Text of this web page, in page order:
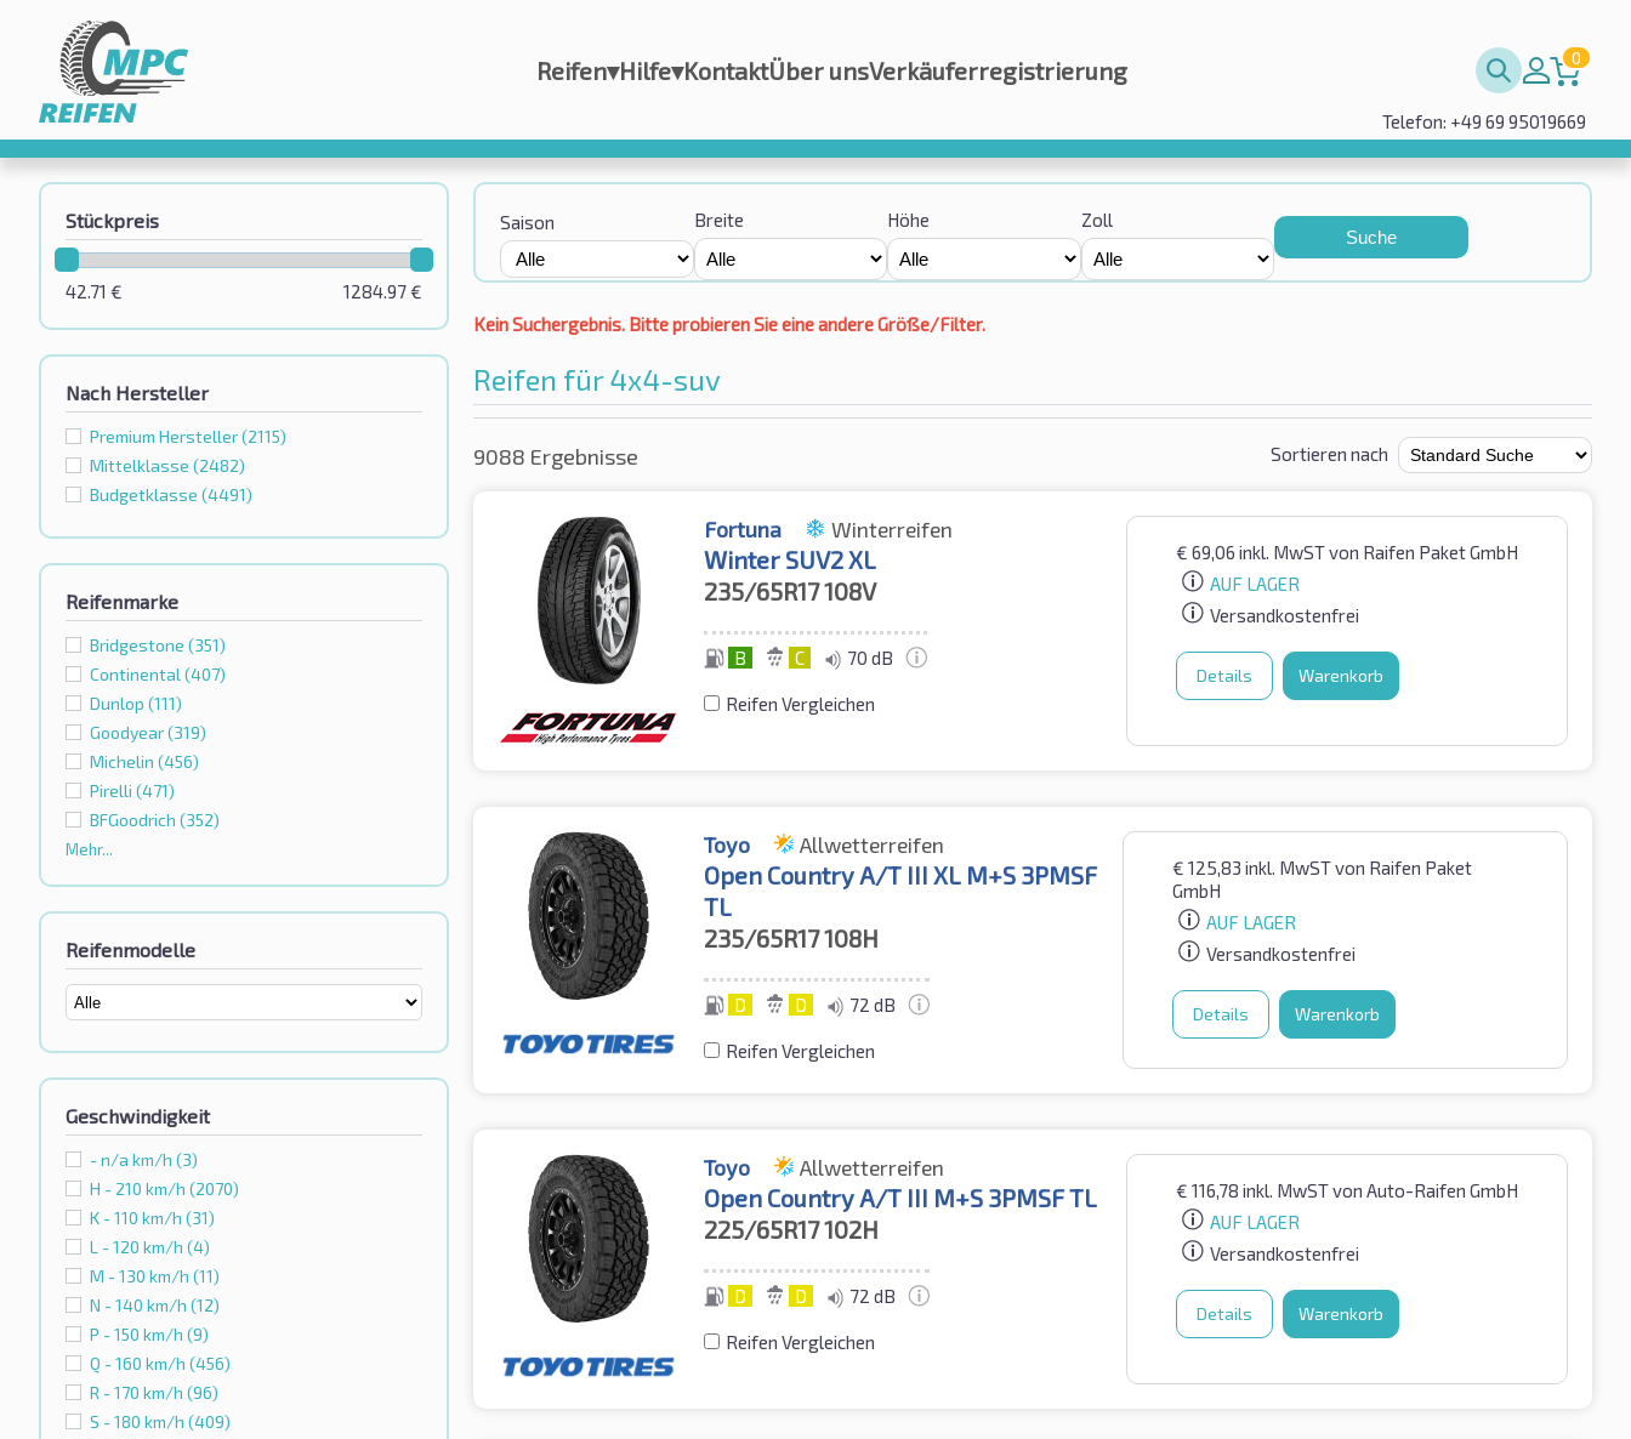
Reifen▾Hilfe▾KontaktÜber unsVerkäuferregistrierung 0
Telefon: +49 69 95019669
Stückpreis
1284.97€
42.71 €
Nach Hersteller
Premium Hersteller(2115)
Mittelklasse (2482)
Budgetklassе (4491)
Reifenmarke
Bridgestone (351)
Continental (407)
Dunlop (111)
Goodyear(319)
Michelin (456)
Pirelli (471)
BFGoodrich (352)
Mehr...
Reifenmodelle
Geschwindigkeit
- n/a km/h (3)
H - 210 km/h (2070)
K - 110 km/h (31)
L - 120 km/h (4)
M - 130 km/h (11)
N - 140 km/h (12)
P - 150 km/h (9)
Q - 160 km/h (456)
R - 170 km/h (96)
S - 180 km/h (409)
Saison Breite Höhe Zoll
Suche
Kein Suchergebnis. Bitte probieren Sie eine andere Größe/Filter.
Reifen für 4x4-suv
9088 Ergebnisse Sortieren nach
Fortuna Winterreifen
Winter SUV2 XL
235/65R17108V
B C 70 dB
Reifen Vergleichen
€ 69,06 inkl. MwSTvon Raifen Paket GmbH
AUF LAGER
Versandkostenfrei
Details Warenkorb
Toyo Allwetterreifen
Open Country A/T III XL M+S 3PMSF
TL
235/65R17108H
D D 72 dB
Reifen Vergleichen
€ 125,83 inkl. MwSTvon Raifen Paket
GmbH
AUF LAGER
Versandkostenfrei
Details Warenkorb
Toyo Allwetterreifen
Open Country A/T III M+S 3PMSF TL
225/65R17102H
D D 72 dB
Reifen Vergleichen
€ 116,78 inkl. MwSTvon Auto-Raifen GmbH
AUF LAGER
Versandkostenfrei
Details Warenkorb